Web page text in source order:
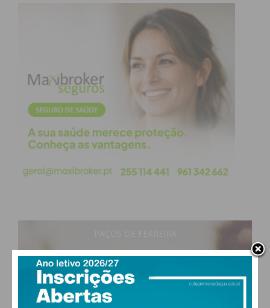
oportunidades de melhoria.
Subscreva a newsletter do
Imediato
Assine nossa newsletter por e-mail e
obtenha de forma regular a informação
condições
21°
vento: 1m/s O